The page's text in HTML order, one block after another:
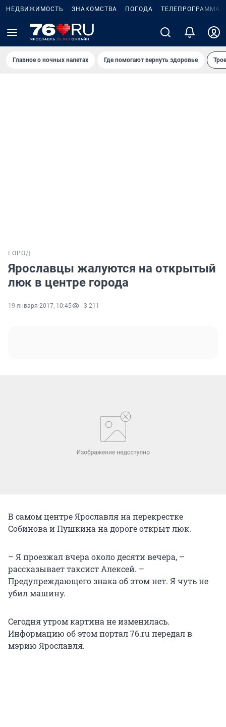
НЕДВИЖИМОСТЬ ЗНАКОМСТВА ПОГОДА ТЕЛЕПРОГРАММА
Главное о ночных налетах Где помогают вернуть здоровье
ГОРОД
Ярославцы жалуются на открытый
люк в центре города
19 января 2017, 10:45 3 211
В самом центре Ярославля на перекрестке
Собинова и Пушкина на дороге открыт люк.
– Я проезжал вчера около десяти вечера, –
рассказывает таксист Алексей. –
Предупреждающего знака об этом нет. Я чуть не
убил машину.
Сегодня утром картина не изменилась.
Информацию об этом портал 76.ru передал в
мэрию Ярославля.